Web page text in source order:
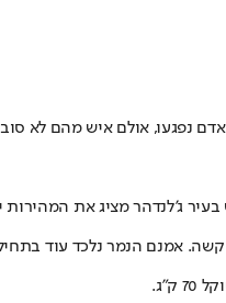
נפגעו, אולם איש מהם לא
ג'לנדהר מציג את המהירות
אמנם הנמר נלכד עוד